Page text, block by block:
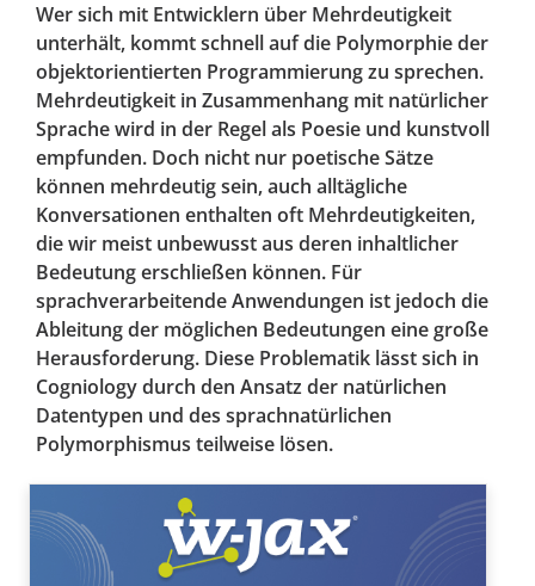
Wer sich mit Entwicklern über Mehrdeutigkeit
unterhält, kommt schnell auf die Polymorphie der
objektorientierten Programmierung zu sprechen.
Mehrdeutigkeit in Zusammenhang mit natürlicher
Sprache wird in der Regel als Poesie und kunstvoll
empfunden. Doch nicht nur poetische Sätze
können mehrdeutig sein, auch alltägliche
Konversationen enthalten oft Mehrdeutigkeiten,
die wir meist unbewusst aus deren inhaltlicher
Bedeutung erschließen können. Für
sprachverarbeitende Anwendungen ist jedoch die
Ableitung der möglichen Bedeutungen eine große
Herausforderung. Diese Problematik lässt sich in
Cogniology durch den Ansatz der natürlichen
Datentypen und des sprachnatürlichen
Polymorphismus teilweise lösen.